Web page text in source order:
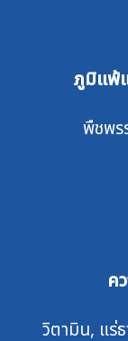
ภูมิแพ้
พืชพร
ค
วิตามิน, แร่